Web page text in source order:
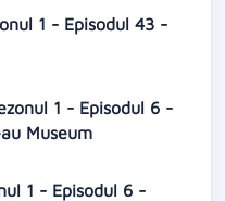
1 - Episodul 43 -
1 - Episodul 6 -
Museum
1 - Episodul 6 -